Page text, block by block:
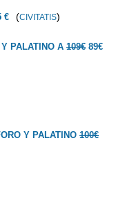
€ (CIVITATIS)
PALATINO A 109€ 89€
Y PALATINO 100€